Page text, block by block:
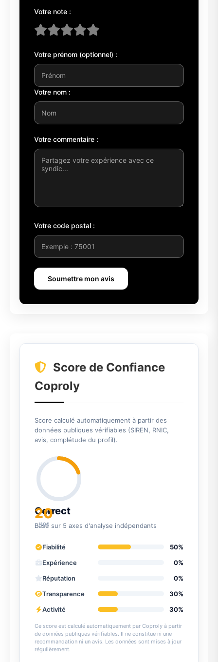
Votre note :
Votre prénom (optionnel) :
Votre nom :
Votre commentaire :
Votre code postal :
Soumettre mon avis
Score de Confiance
Coproly
Score calculé automatiquement à partir des
données publiques vérifiables (SIREN, RNIC,
avis, complétude du profil).
20
/100
Correct
Basé sur 5 axes d'analyse indépendants
Fiabilité
50%
Expérience
0%
Réputation
0%
Transparence
30%
Activité
30%
Ce score est calculé automatiquement par Coproly à partir
de données publiques vérifiables. Il ne constitue ni une
recommandation ni un avis. Les données sont mises à jour
régulièrement.